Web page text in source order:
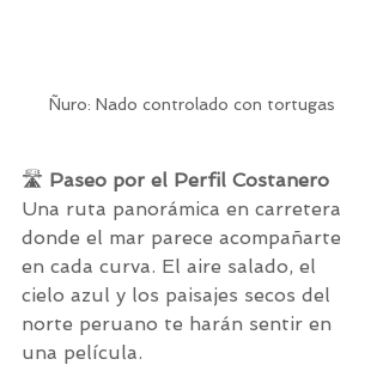
Ñuro: Nado controlado con tortugas
🛣️ Paseo por el Perfil Costanero
Una ruta panorámica en carretera
donde el mar parece acompañarte
en cada curva. El aire salado, el
cielo azul y los paisajes secos del
norte peruano te harán sentir en
una película.